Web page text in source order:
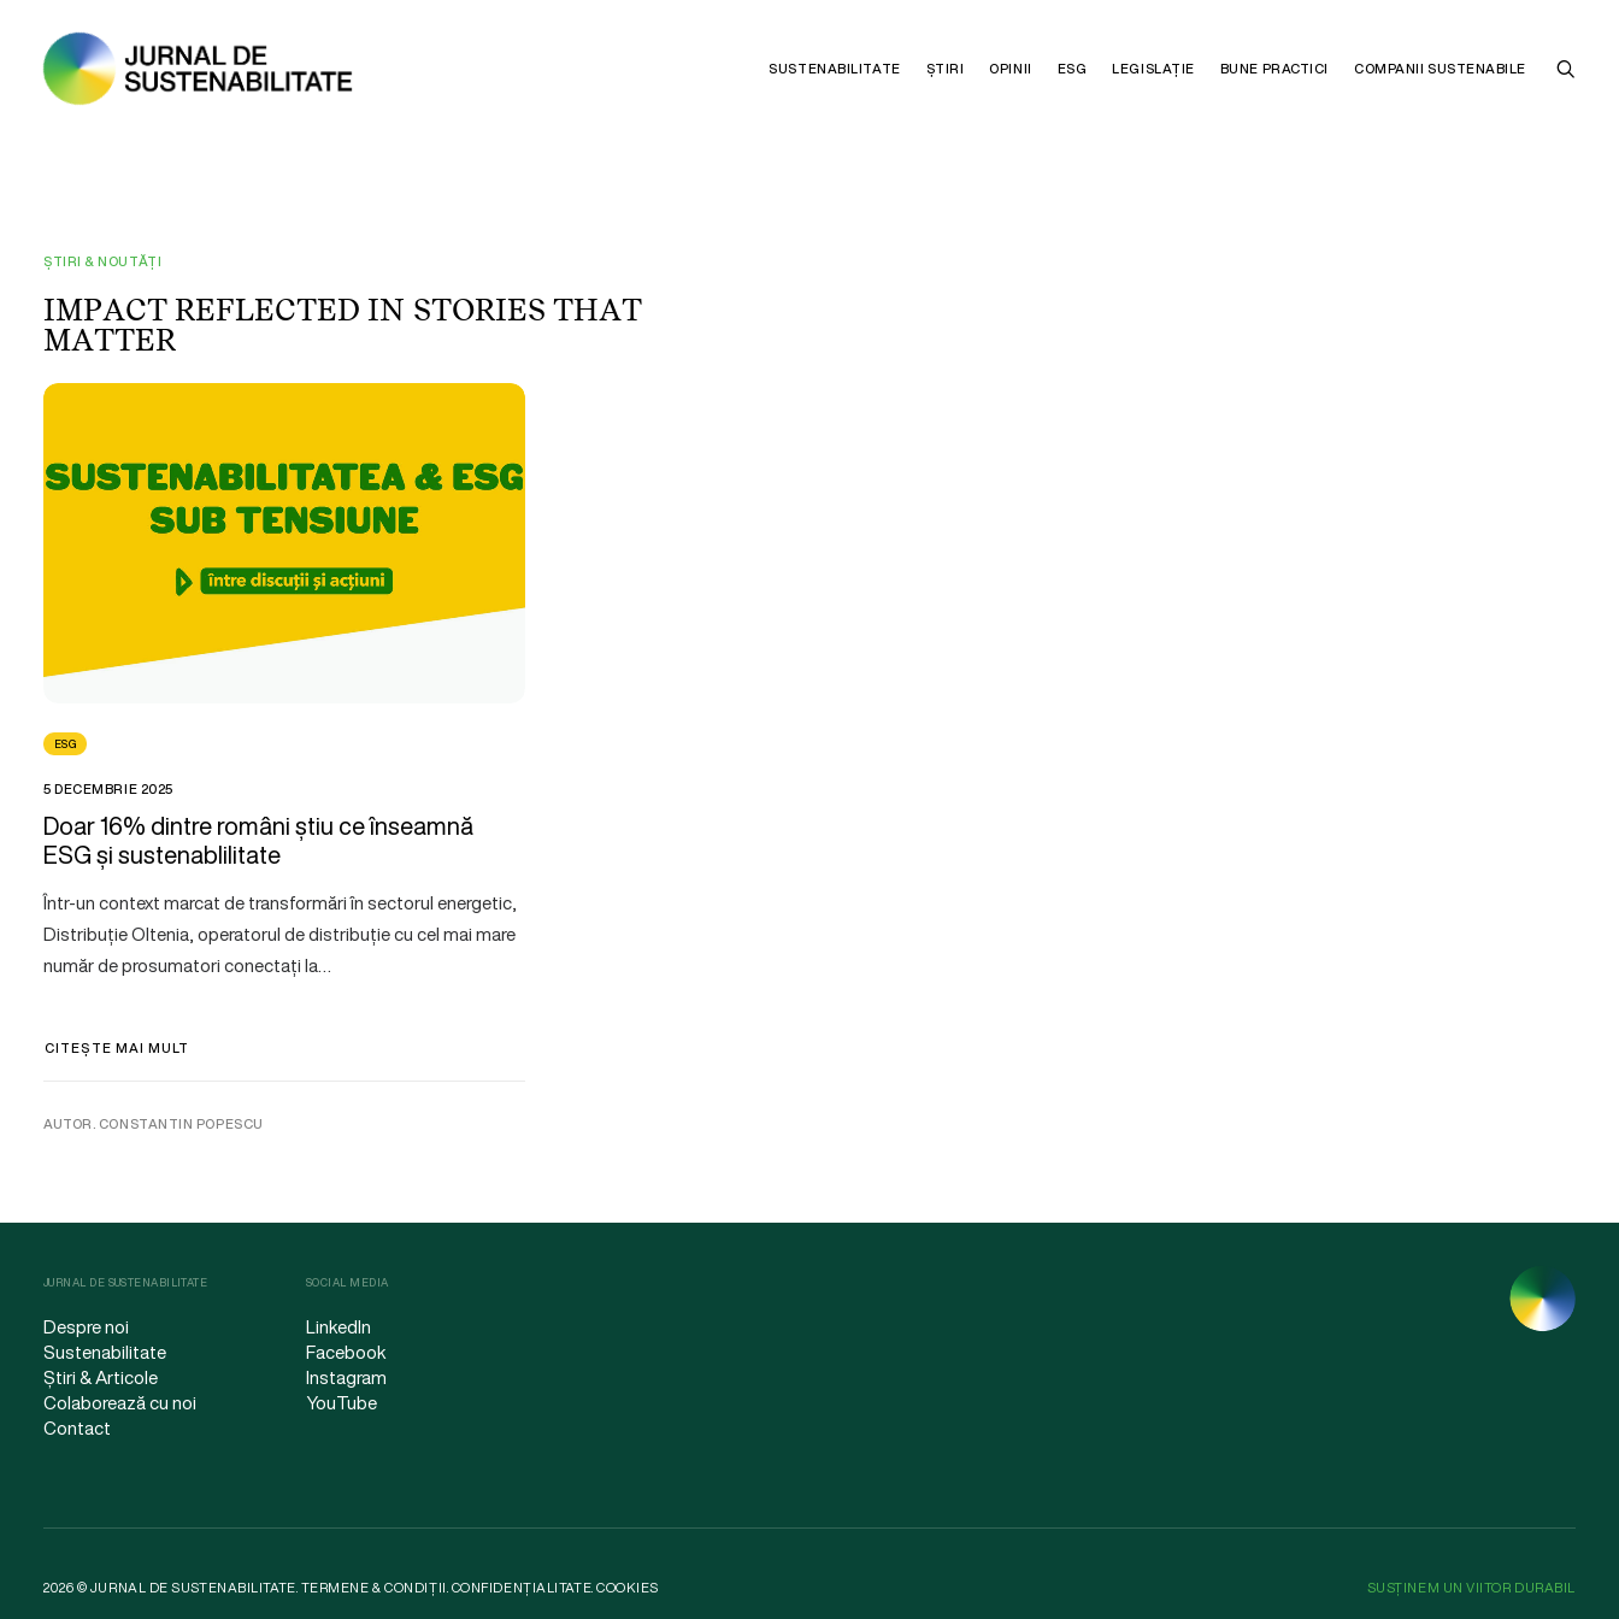
SUSTENABILITATE ȘTIRI OPINII ESG LEGISLAȚIE BUNE PRACTICI COMPANII SUSTENABILE
ȘTIRI & NOUTĂȚI
IMPACT REFLECTED IN STORIES THAT
MATTER
ESG
5 DECEMBRIE 2025
Doar 16% dintre români știu ce înseamnă
ESG și sustenablilitate
Într-un context marcat de transformări în sectorul energetic,
Distribuție Oltenia, operatorul de distribuție cu cel mai mare
număr de prosumatori conectați la…
CITEȘTE MAI MULT
AUTOR. CONSTANTIN POPESCU
JURNAL DE SUSTENABILITATE
Despre noi
Sustenabilitate
Știri & Articole
Colaborează cu noi
Contact
SOCIAL MEDIA
LinkedIn
Facebook
Instagram
YouTube
2026 © JURNAL DE SUSTENABILITATE.TERMENE & CONDIȚII.CONFIDENȚIALITATE.COOKIES SUSȚINEM UN VIITOR DURABIL